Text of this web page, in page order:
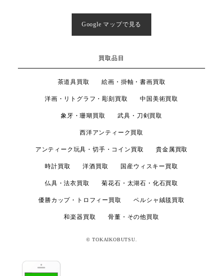
Google マップで見る
買取品目
茶道具買取 絵画・掛軸・書画買取
洋画・リトグラフ・彫刻買取 中国美術買取
象牙・珊瑚買取 武具・刀剣買取
西洋アンティーク買取
アンティーク玩具・切手・コイン買取 貴金属買取
時計買取 洋酒買取 国産ウィスキー買取
仏具・法衣買取 菊花石・太湖石・化石買取
優勝カップ・トロフィー買取 ペルシャ絨毯買取
和楽器買取 骨董・その他買取
© TOKAIKOBUTSU.